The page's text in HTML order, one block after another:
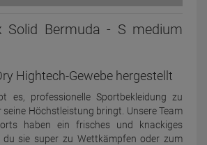
Solid Bermuda - S medium
Hightech-Gewebe hergestellt
es, professionelle Sportbekleidung zu
Höchstleistung bringt. Unsere Team
haben ein frisches und knackiges
du sie super zu Wettkämpfen oder zum